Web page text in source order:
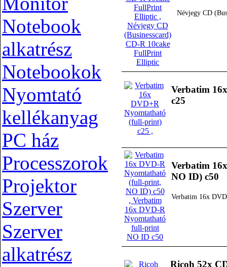
Notebook
alkatrész
Notebookok
Nyomtató
kellékanyag
PC ház
Processzorok
Projektor
Szerver
Szerver
alkatrész
Névjegy CD
Verbatim
c25
Verbatim
NO ID) c50
Verbatim 16x
Ricoh 52x